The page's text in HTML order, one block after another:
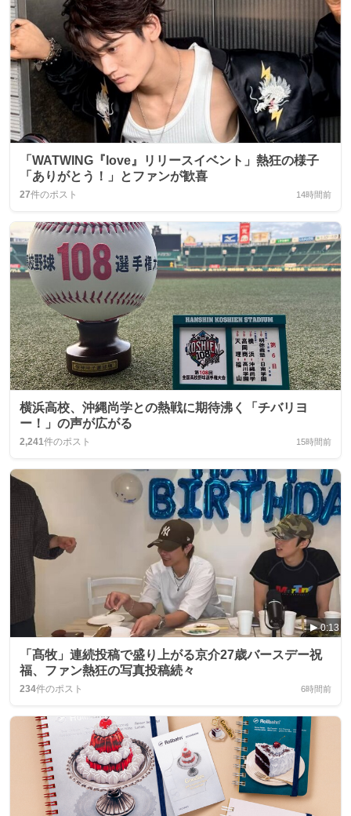
「WATWING『love』リリースイベント」熱狂の様子
「ありがとう！」とファンが歓喜
27件のポスト 14時間前
横浜高校、沖縄尚学との熱戦に期待沸く「チバリヨ
ー！」の声が広がる
2,241件のポスト 15時間前
0:13
「髙牧」連続投稿で盛り上がる京介27歳バースデー祝
福、ファン熱狂の写真投稿続々
234件のポスト 6時間前